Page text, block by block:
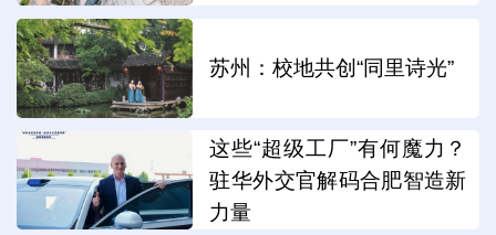
苏州：校地共创“同里诗光”
这些“超级工厂”有何魔力？
驻华外交官解码合肥智造新
力量